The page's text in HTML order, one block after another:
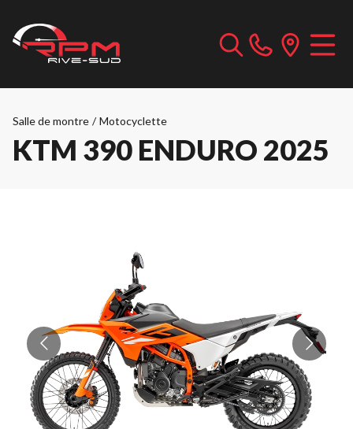
Salle de montre / Motocyclette
KTM 390 ENDURO 2025